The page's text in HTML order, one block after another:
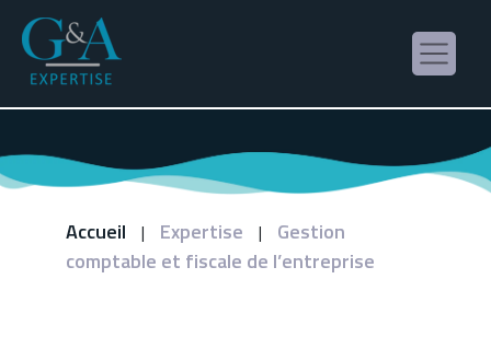
Accueil | Expertise |
Gestion
comptable et fiscale de l’entreprise
Panneau de gestion des cookies